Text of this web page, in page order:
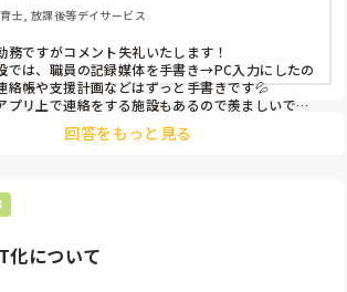
士, 放課後等デイサービス
務ですがコメント失礼いたします！
では、職員の記録媒体を手書き→PC入力にしたの
絡帳や支援計画などはずっと手書きです💦
プリ上で連絡をする施設もあるので羨ましいです
回答をもっと見る
化について